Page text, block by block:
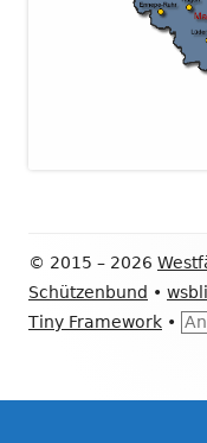
Footer
Inhalt
© 2015 – 2026
Schützenbund •
Tiny Framework •